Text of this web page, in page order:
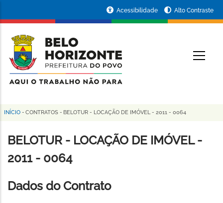
conteúdo
principal
da
Prefeitura
de
Horizonte
Acessibilidade Alto Contraste
Trilha
de
navegação
INÍCIO - CONTRATOS - BELOTUR - LOCAÇÃO DE IMÓVEL - 2011 - 0064
BELOTUR - LOCAÇÃO DE IMÓVEL -
2011 - 0064
Dados do Contrato